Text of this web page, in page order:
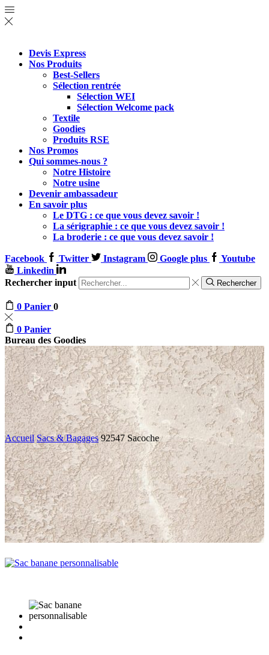
Devis Express
Nos Produits
Best-Sellers
Sélection rentrée
Sélection WEI
Sélection Welcome pack
Textile
Goodies
Produits RSE
Nos Promos
Qui sommes-nous ?
Notre Histoire
Notre usine
Devenir ambassadeur
En savoir plus
Le DTG : ce que vous devez savoir !
La sérigraphie : ce que vous devez savoir !
La broderie : ce que vous devez savoir !
Facebook Twitter Instagram Google plus
Youtube
Linkedin
Rechercher input
Rechercher
0 Panier 0
0 Panier
Bureau des Goodies
Accueil Sacs & Bagages 92547 Sacoche